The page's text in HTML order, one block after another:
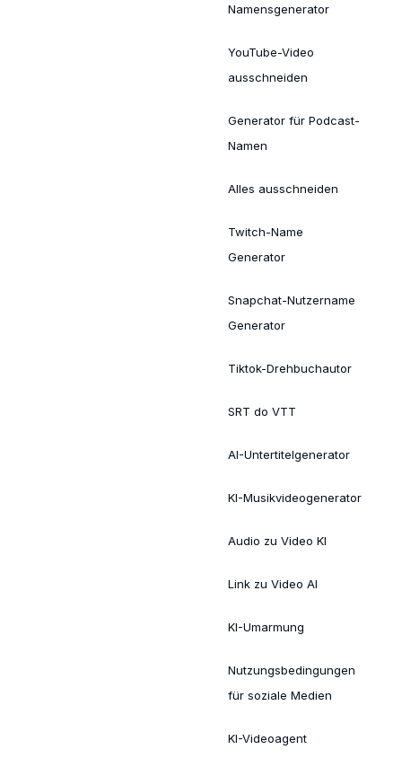
Namensgenerator
YouTube-Video
ausschneiden
Generator für Podcast-
Namen
Alles ausschneiden
Twitch-Name
Generator
Snapchat-Nutzername
Generator
Tiktok-Drehbuchautor
SRT do VTT
AI-Untertitelgenerator
KI-Musikvideogenerator
Audio zu Video KI
Link zu Video AI
KI-Umarmung
Nutzungsbedingungen
für soziale Medien
KI-Videoagent